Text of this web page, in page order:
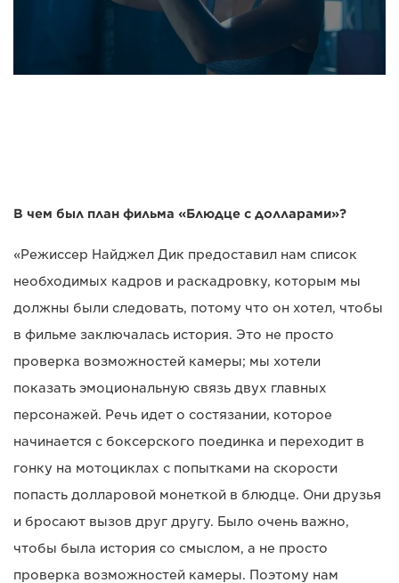
В чем был план фильма «Блюдце с долларами»?
«Режиссер Найджел Дик предоставил нам список
необходимых кадров и раскадровку, которым мы
должны были следовать, потому что он хотел, чтобы
в фильме заключалась история. Это не просто
проверка возможностей камеры; мы хотели
показать эмоциональную связь двух главных
персонажей. Речь идет о состязании, которое
начинается с боксерского поединка и переходит в
гонку на мотоциклах с попытками на скорости
попасть долларовой монеткой в блюдце. Они друзья
и бросают вызов друг другу. Было очень важно,
чтобы была история со смыслом, а не просто
проверка возможностей камеры. Поэтому нам